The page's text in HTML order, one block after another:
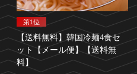
第1位
【送料無料】韓国冷麺4食セ
ット【メール便】【送料無
料】